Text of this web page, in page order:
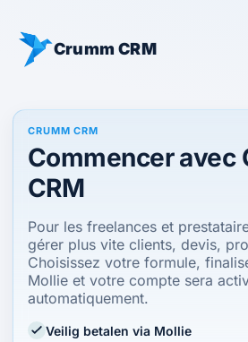
Crumm CRM
CRUMM CRM
Commencer avec
CRM
Pour les freelances et
gérer plus vite clients, devis,
Choisissez votre formule,
Mollie et votre compte sera
automatiquement.
Veilig betalen via Mollie